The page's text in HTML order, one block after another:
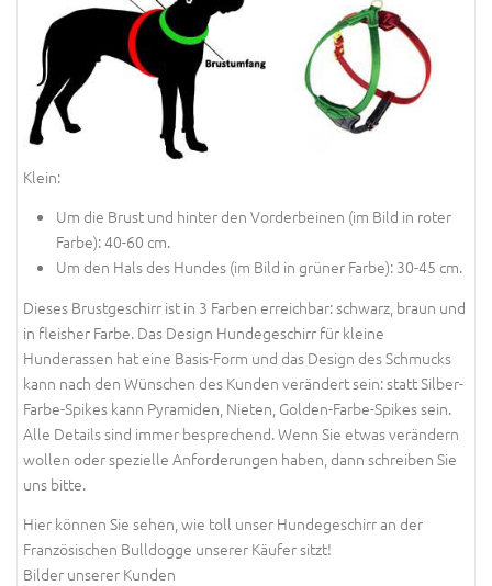
Klein:
Um die Brust und hinter den Vorderbeinen (im Bild in roter
Farbe): 40-60 cm.
Um den Hals des Hundes (im Bild in grüner Farbe): 30-45 cm.
Dieses Brustgeschirr ist in 3 Farben erreichbar: schwarz, braun und
in fleisher Farbe. Das Design Hundegeschirr für kleine
Hunderassen hat eine Basis-Form und das Design des Schmucks
kann nach den Wünschen des Kunden verändert sein: statt Silber-
Farbe-Spikes kann Pyramiden, Nieten, Golden-Farbe-Spikes sein.
Alle Details sind immer besprechend. Wenn Sie etwas verändern
wollen oder spezielle Anforderungen haben, dann schreiben Sie
uns bitte.
Hier können Sie sehen, wie toll unser Hundegeschirr an der
Französischen Bulldogge unserer Käufer sitzt!
Bilder unserer Kunden